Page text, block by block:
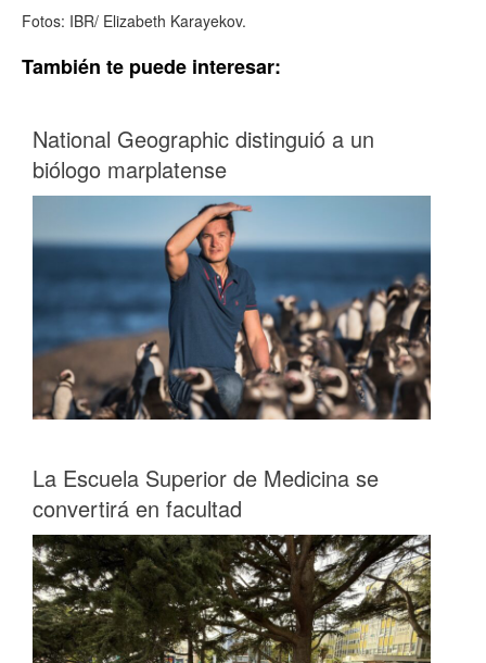
Fotos: IBR/ Elizabeth Karayekov.
También te puede interesar:
National Geographic distinguió a un
biólogo marplatense
La Escuela Superior de Medicina se
convertirá en facultad